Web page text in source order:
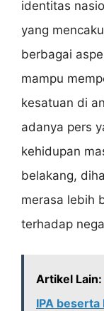
identitas
yang
berbagai
mampu
kesatuan di
adanya pers
kehidupan
belakang,
merasa lebih
terhadap
Artikel Lain:
IPA beserta